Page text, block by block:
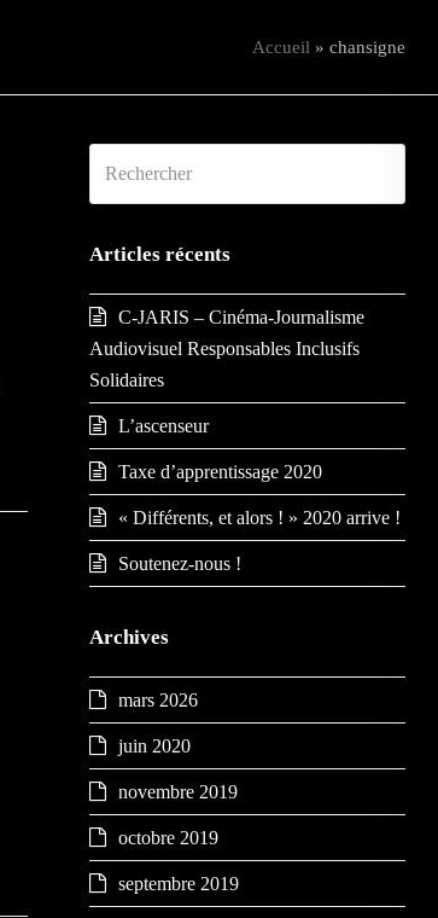
Accueil »chansigne
Articles récents
C-JARIS – Cinéma-Journalisme
Audiovisuel Responsables Inclusifs
Solidaires
L’ascenseur
Taxe d’apprentissage 2020
« Différents, et alors ! » 2020 arrive !
Soutenez-nous !
Archives
mars 2026
juin 2020
novembre 2019
octobre 2019
septembre 2019